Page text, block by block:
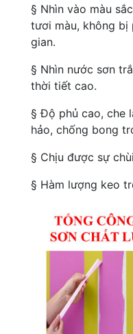
§ Nhìn vào màu sắc
tươi màu, không bị
gian.
§ Nhìn nước sơn
thời tiết cao.
§ Độ phủ cao, che
hảo, chống bong
§ Chịu được sự
§ Hàm lượng keo